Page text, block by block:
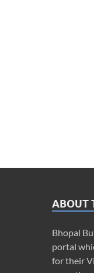
ABOUT
Bhopal
portal
for their